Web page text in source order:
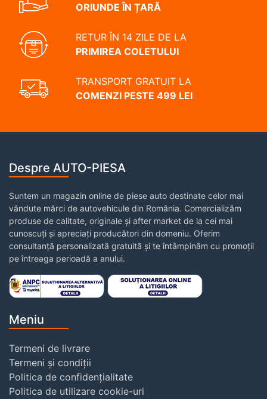
ORIUNDE ÎN ȚARĂ
RETUR ÎN 14 ZILE DE LA
PRIMIREA COLETULUI
TRANSPORT GRATUIT LA
COMENZI PESTE 499 LEI
Despre AUTO-PIESA
Suntem un magazin online de piese auto destinate celor mai
vândute mărci de autovehicule din România. Comercializăm
produse de calitate, originale și after market de la cei mai
cunoscuți și apreciați producători din domeniu. Oferim
consultanță personalizată gratuită și te întâmpinăm cu promoții
pe întreaga perioadă a anului.
Meniu
Termeni de livrare
Termeni și condiții
Politica de confidențialitate
Politica de utilizare cookie-uri